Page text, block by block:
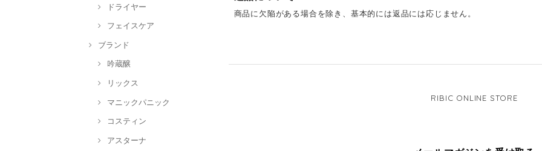
ドライヤー
フェイスケア
ブランド
吟蔵醸
リックス
マニックパニック
コスティン
アスターナ
商品に欠陥がある場合を除き、基本的には返品には応じません。
RIBIC ONLINE STORE